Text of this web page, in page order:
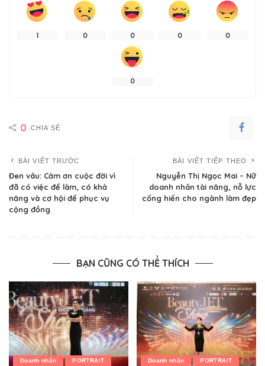
1 0 0 0 0
0
0 CHIA SẺ
BÀI VIẾT TRƯỚC
Đen vâu: Cảm ơn cuộc đời vì
đã có việc để làm, có khả
năng và cơ hội để phục vụ
cộng đồng
BÀI VIẾT TIẾP THEO
Nguyễn Thị Ngọc Mai – Nữ
doanh nhân tài năng, nỗ lực
cống hiến cho ngành làm đẹp
BẠN CŨNG CÓ THỂ THÍCH
Doanh nhân PORTRAIT Doanh nhân PORTRAIT